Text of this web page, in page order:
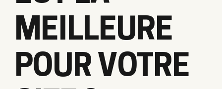
MEILLEURE
POUR VOTRE